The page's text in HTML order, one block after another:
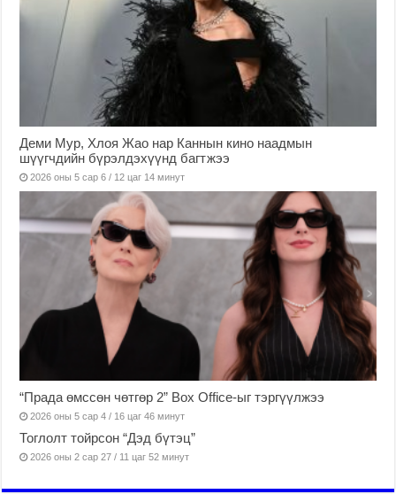
Деми Мур, Хлоя Жао нар Каннын кино наадмын
шүүгчдийн бүрэлдэхүүнд багтжээ
2026 оны 5 сар 6 / 12 цаг 14 минут
“Прада өмссөн чөтгөр 2” Box Office-ыг тэргүүлжээ
2026 оны 5 сар 4 / 16 цаг 46 минут
Тоглолт тойрсон “Дэд бүтэц”
2026 оны 2 сар 27 / 11 цаг 52 минут